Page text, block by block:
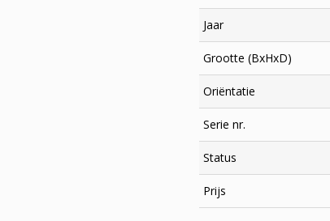
Jaar
Grootte (BxHxD)
Oriëntatie
Serie nr.
Status
Prijs ×